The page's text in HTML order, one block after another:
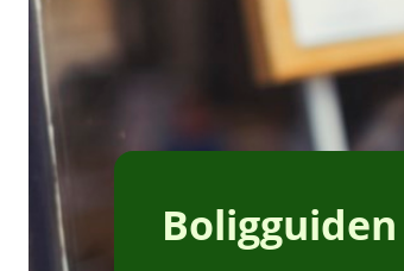
Boligguiden